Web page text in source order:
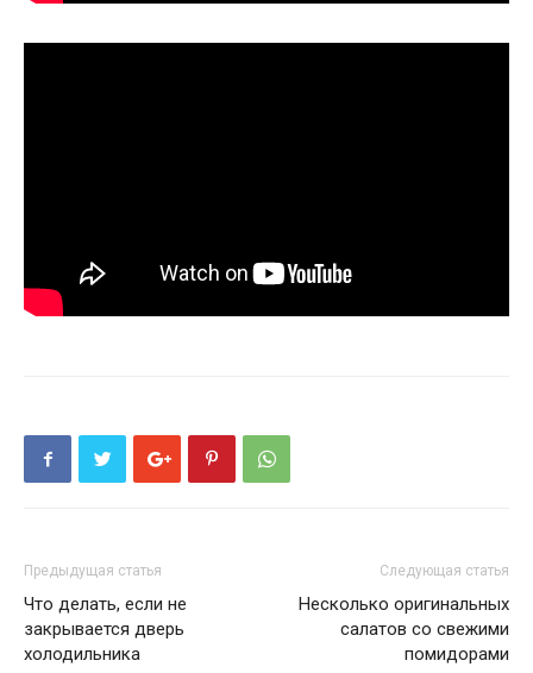
Предыдущая статья
Что делать, если не
закрывается дверь
холодильника
Следующая статья
Несколько оригинальных
салатов со свежими
помидорами